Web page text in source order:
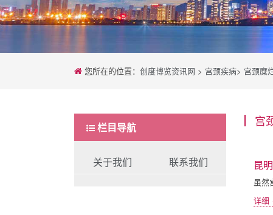
您所在的位置： 创度博览资讯网 > 宫颈疾病> 宫颈糜
栏目导航
关于我们 联系我们
宫
昆
虽然
详